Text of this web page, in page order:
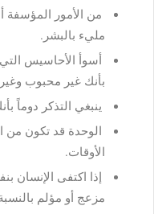
من الأمور المؤسفة
مليء بالبشر.
أسوأ الأحاسيس
بأنك غير محبوب
ينبغي التذكر دوماً
الوحدة قد تكون من
الأوقات.
إذا اكتفى الإنسان
مزعج أو مؤلم